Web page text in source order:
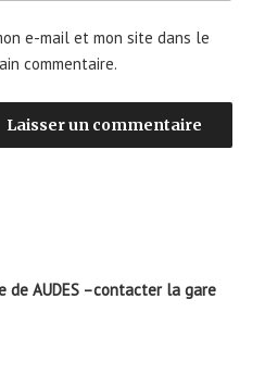
e-mail et mon site dans le
commentaire.
de AUDES –contacter la gare